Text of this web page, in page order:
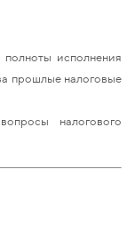
полноты исполнения
прошлые налоговые
налогового